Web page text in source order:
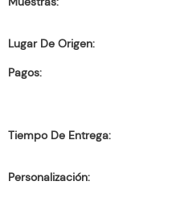
Lugar De Origen:
Pagos:
Tiempo De Entrega:
Personalización: